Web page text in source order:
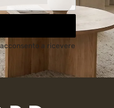
a ricevere